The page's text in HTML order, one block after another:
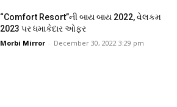
“Comfort Resort”ની બાય બાય 2022, વેલકમ
2023 પર ધમાકેદાર ઓફર
Morbi Mirror - December 30, 2022 3:29 pm